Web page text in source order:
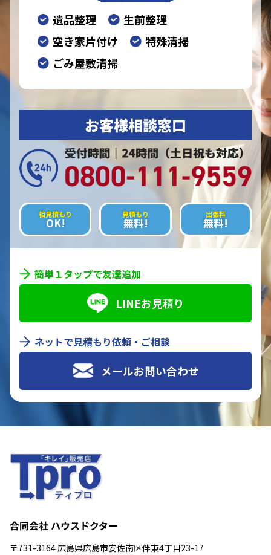
遺品整理
生前整理
空き家片付け
特殊清掃
ごみ屋敷清掃
お客様相談窓口
相見積もり
OK!
見積もり
無料!
出張料
無料!
簡単１タップで友達追加
LINEお見積り
ネットで見積もり依頼・ご相談
メールお問い合わせ
合同会社 ハウスドクター
〒731-3164 広島県広島市安佐南区伴東4丁目23-17